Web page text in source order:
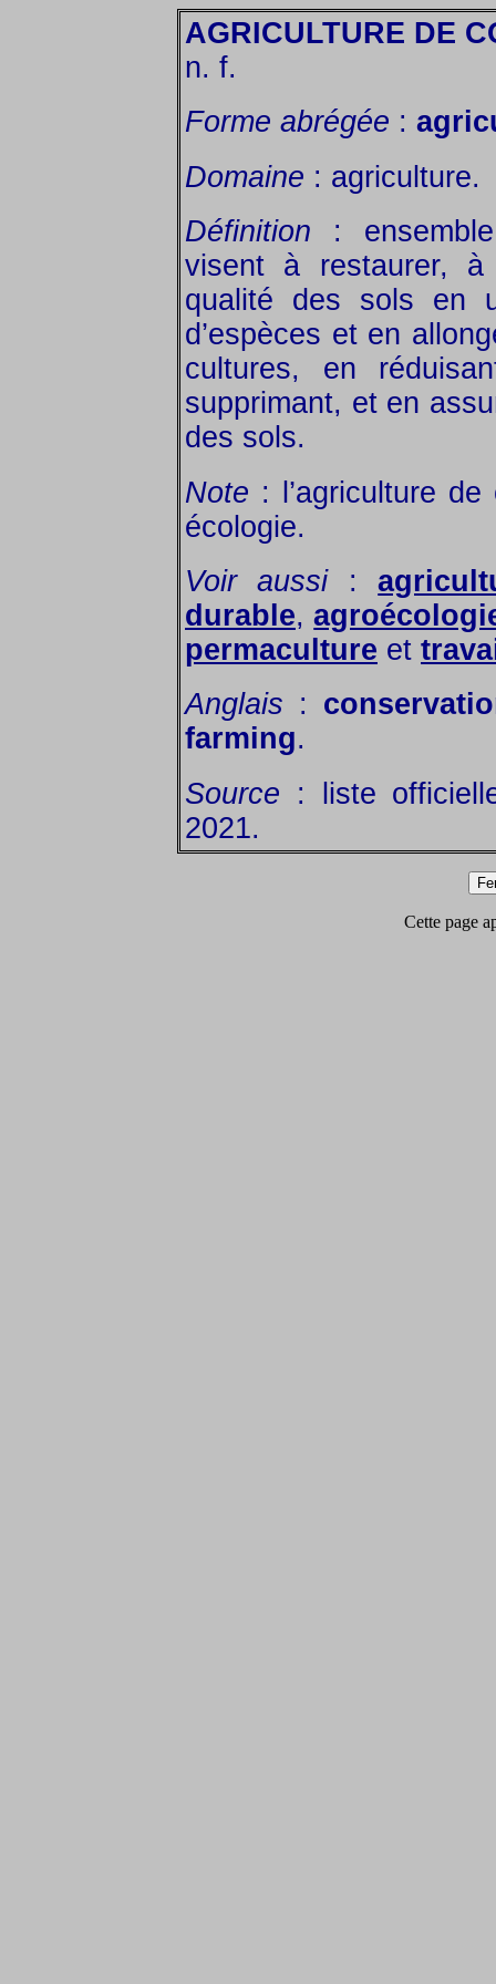
AGRICULTURE DE
n. f.
Forme abrégée :
Domaine : agriculture.
Définition :
visent à restaurer,
qualité des sols en
d’espèces et en
cultures, en
supprimant, et en
des sols.
Note : l’agriculture
écologie.
Voir aussi:
durable,
permaculture et
Anglais :
farming.
Source : liste
2021.
Cette page